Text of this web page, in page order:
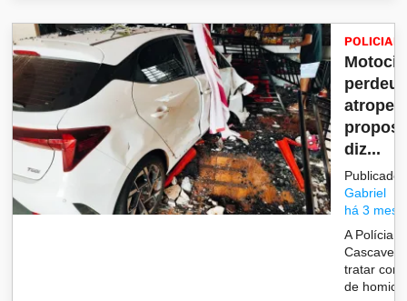
POLICIAL
perdeu
diz...
Publicado
Gabriel
há 3
A Polícia
Cascavel
tratar
de